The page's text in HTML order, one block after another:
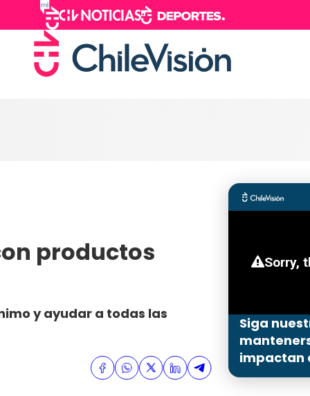
productos
y ayudar a todas las
Siga
impactan